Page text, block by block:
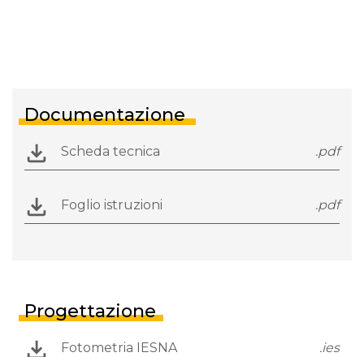
Documentazione
Scheda tecnica .pdf
Foglio istruzioni .pdf
Progettazione
Fotometria IESNA .ies